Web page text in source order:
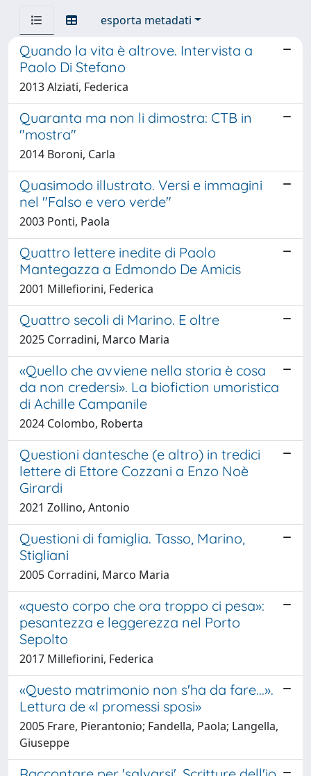
esporta metadati
Quando la vita è altrove. Intervista a
Paolo Di Stefano
2013 Alziati, Federica
Quaranta ma non li dimostra: CTB in
"mostra"
2014 Boroni, Carla
Quasimodo illustrato. Versi e immagini
nel "Falso e vero verde"
2003 Ponti, Paola
Quattro lettere inedite di Paolo
Mantegazza a Edmondo De Amicis
2001 Millefiorini, Federica
Quattro secoli di Marino. E oltre
2025 Corradini, Marco Maria
«Quello che avviene nella storia è cosa
da non credersi». La biofiction umoristica
di Achille Campanile
2024 Colombo, Roberta
Questioni dantesche (e altro) in tredici
lettere di Ettore Cozzani a Enzo Noè
Girardi
2021 Zollino, Antonio
Questioni di famiglia. Tasso, Marino,
Stigliani
2005 Corradini, Marco Maria
«questo corpo che ora troppo ci pesa»:
pesantezza e leggerezza nel Porto
Sepolto
2017 Millefiorini, Federica
«Questo matrimonio non s'ha da fare...».
Lettura de «I promessi sposi»
2005 Frare, Pierantonio; Fandella, Paola; Langella,
Giuseppe